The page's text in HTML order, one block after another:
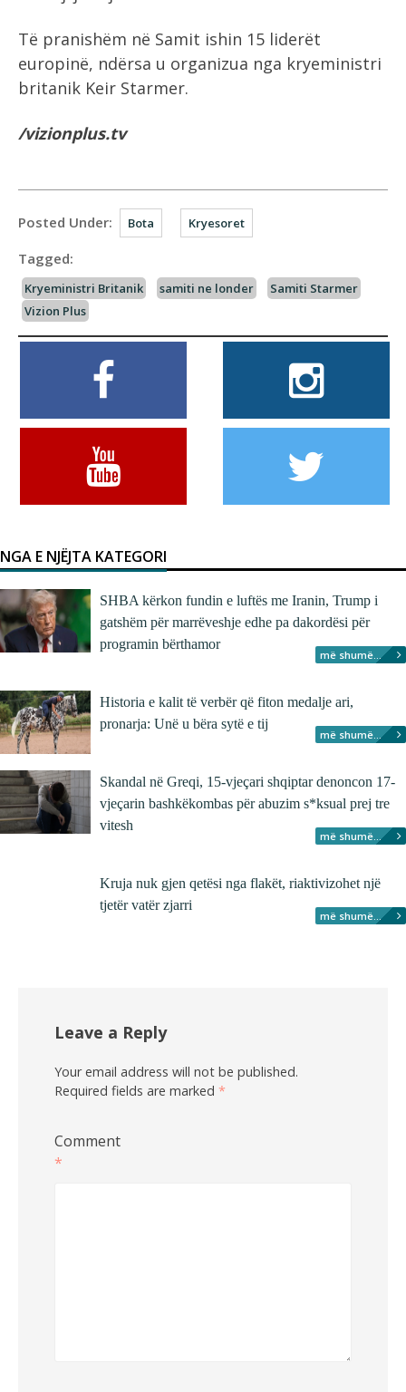
Të pranishëm në Samit ishin 15 liderët
europinë, ndërsa u organizua nga kryeministri
britanik Keir Starmer.
/vizionplus.tv
Posted Under: Bota Kryesoret
Tagged:
Kryeministri Britanik samiti ne londer
Samiti Starmer
Vizion Plus
NGA E NJËJTA KATEGORI
SHBA kërkon fundin e luftës me Iranin, Trump i
gatshëm për marrëveshje edhe pa dakordësi për
programin bërthamor
më shumë...
Historia e kalit të verbër që fiton medalje ari,
pronarja: Unë u bëra sytë e tij
më shumë...
Skandal në Greqi, 15-vjeçari shqiptar denoncon 17-
vjeçarin bashkëkombas për abuzim s*ksual prej tre
vitesh
më shumë...
Kruja nuk gjen qetësi nga flakët, riaktivizohet një
tjetër vatër zjarri
më shumë...
Leave a Reply
Your email address will not be published.
Required fields are marked *
Comment
*